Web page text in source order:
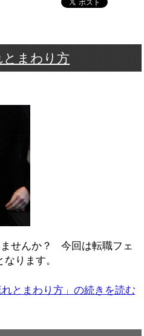
とまわり方
せんか？ 今回は転職フェ
なります。
れとまわり方」の続きを読む